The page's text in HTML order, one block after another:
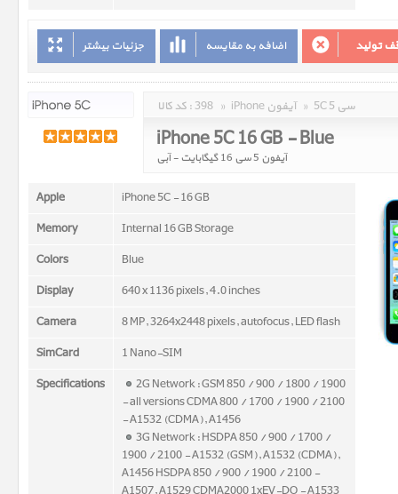
جزئیات بیشتر اضافه به مقایسه تولید
کد کالا : 398 » iPhone آیفون » 5C 5 سی
iPhone 5C 16 GB - Blue
آیفون 5 سی 16 گیگابایت - آبی
Apple
iPhone 5C - 16 GB
Memory
Internal 16 GB Storage
Colors
Blue
Display
640 x 1136 pixels, 4.0 inches
Camera
8 MP, 3264x2448 pixels, autofocus, LED flash
SimCard
1 Nano-SIM
Specifications
2G Network : GSM 850 / 900 / 1800 / 1900
- all versions CDMA 800 / 1700 / 1900 / 2100
- A1532 (CDMA), A1456
3G Network : HSDPA 850 / 900 / 1700 /
1900 / 2100 - A1532 (GSM), A1532 (CDMA),
A1456 HSDPA 850 / 900 / 1900 / 2100 -